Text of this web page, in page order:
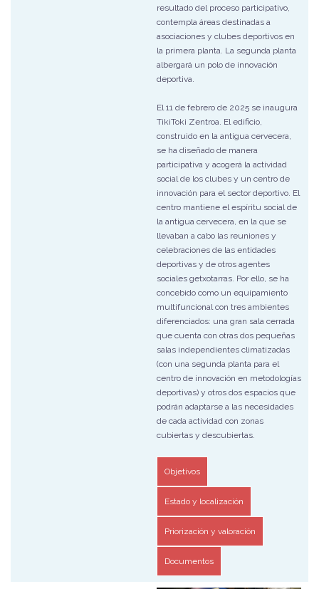
resultado del proceso participativo,
contempla áreas destinadas a
asociaciones y clubes deportivos en
la primera planta. La segunda planta
albergará un polo de innovación
deportiva.
El 11 de febrero de 2025 se inaugura
TikiToki Zentroa. El edificio,
construido en la antigua cervecera,
se ha diseñado de manera
participativa y acogerá la actividad
social de los clubes y un centro de
innovación para el sector deportivo. El
centro mantiene el espíritu social de
la antigua cervecera, en la que se
llevaban a cabo las reuniones y
celebraciones de las entidades
deportivas y de otros agentes
sociales getxotarras. Por ello, se ha
concebido como un equipamiento
multifuncional con tres ambientes
diferenciados: una gran sala cerrada
que cuenta con otras dos pequeñas
salas independientes climatizadas
(con una segunda planta para el
centro de innovación en metodologías
deportivas) y otros dos espacios que
podrán adaptarse a las necesidades
de cada actividad con zonas
cubiertas y descubiertas.
Objetivos
Estado y localización
Priorización y valoración
Documentos